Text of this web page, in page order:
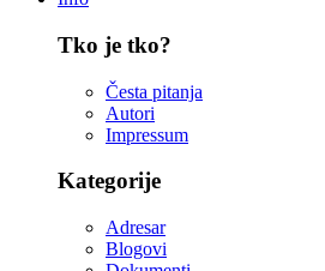
Tko je tko?
Česta pitanja
Autori
Impressum
Kategorije
Adresar
Blogovi